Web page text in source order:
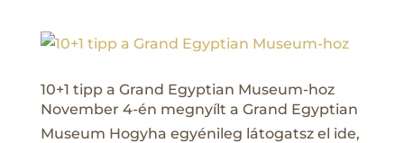
10+1 tipp a Grand Egyptian Museum-hoz
November 4-én megnyílt a Grand Egyptian
Museum Hogyha egyénileg látogatsz el ide,